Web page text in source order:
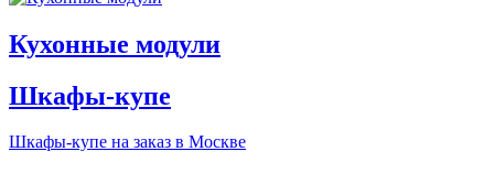
Кухонные модули
Шкафы-купе
Шкафы-купе на заказ в Москве